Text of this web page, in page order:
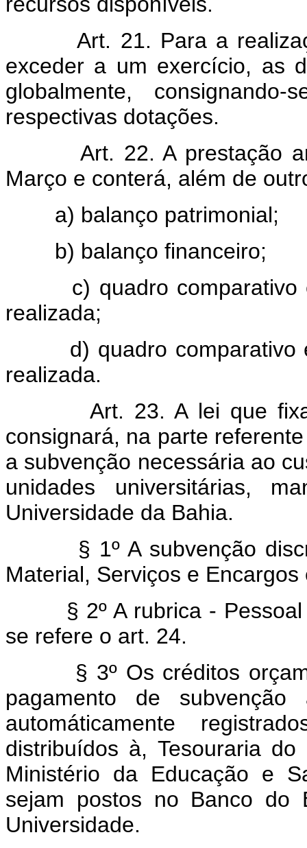
Art. 21. Para a
exceder a um exercício, as
globalmente,
respectivas dotações.
Art. 22. A prestação
Março e conterá, além de
a) balanço patrimonial;
b) balanço financeiro;
c) quadro comparativo
realizada;
d) quadro comparativo
realizada.
Art. 23. A lei que
consignará, na parte
a subvenção necessária ao
unidades universitárias,
Universidade da Bahia.
§ 1º A subvenção
Material, Serviços e
§ 2º A rubrica - Pessoal -
se refere o art. 24.
§ 3º Os créditos
pagamento de
automáticamente
distribuídos à, Tesouraria
Ministério da Educação e
sejam postos no Banco do
Universidade.